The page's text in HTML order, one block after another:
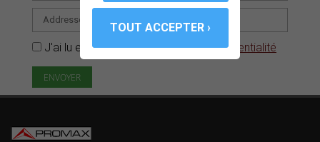
J'ai lu et accepté laPolitique de confidentialité